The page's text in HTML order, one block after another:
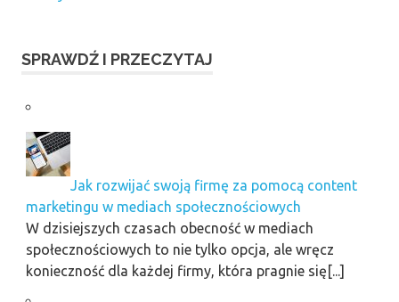
SPRAWDŹ I PRZECZYTAJ
Jak rozwijać swoją firmę za pomocą content
marketingu w mediach społecznościowych
W dzisiejszych czasach obecność w mediach
społecznościowych to nie tylko opcja, ale wręcz
konieczność dla każdej firmy, która pragnie się[...]